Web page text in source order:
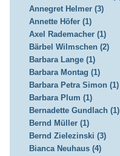
Annegret Helmer (3)
Annette Höfer (1)
Axel Rademacher (1)
Bärbel Wilmschen (2)
Barbara Lange (1)
Barbara Montag (1)
Barbara Petra Simon (1)
Barbara Plum (1)
Bernadette Gundlach (1)
Bernd Müller (1)
Bernd Zielezinski (3)
Bianca Neuhaus (4)